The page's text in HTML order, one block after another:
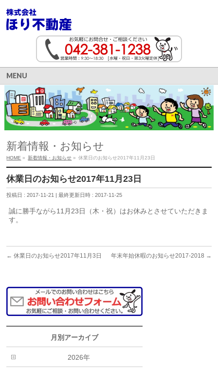
MENU
新着情報・お知らせ
HOME » 新着情報・お知らせ » 休業日のお知らせ2017年11月23日
休業日のお知らせ2017年11月23日
投稿日 : 2017-11-21 最終更新日時 : 2017-11-25
誠に勝手ながら11月23日（木・祝）はお休みとさせていただきま
す。
← 休業日のお知らせ2017年11月3日 年末年始休暇のお知らせ2017-2018 →
月別アーカイブ
2026年